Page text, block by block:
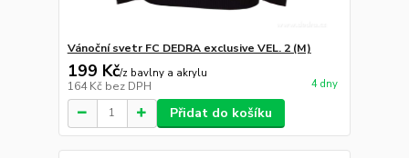
Vánoční svetr FC DEDRA exclusive VEL. 2 (M)
199 Kč/z bavlny a akrylu
164 Kč bez DPH 4 dny
Přidat do košíku